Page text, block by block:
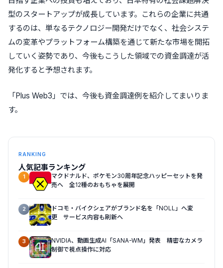
型のスタートアップが成長しています。これらの企業に共通
するのは、単なるテクノロジー開発だけでなく、社会システ
ムの変革やプラットフォーム構築を通じて新たな市場を開拓
していく姿勢であり、今後もこうした領域での資金調達が活
発化すると予想されます。
「Plus Web3」では、今後も資金調達例を紹介してまいりま
す。
RANKING
人気記事ランキング
1
マクドナルド、ポケモン30周年記念ハッピーセットを発
売へ 全12種のおもちゃを展開
2
ドコモ・バイクシェアがブランド名を「NOLL」へ変
更 サービス内容も刷新へ
3
NVIDIA、動画生成AI「SANA-WM」発表 精密なカメラ
制御で視点操作に対応